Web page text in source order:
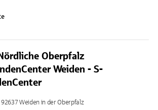
Oberpfalz
Weiden - S-
Weiden in der Oberpfalz